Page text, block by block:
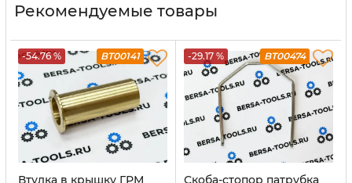
Рекомендуемые товары
-54.76 % BT00141
Втулка в крышку ГРМ
-29.17 % BT00474
Скоба-стопор патрубка